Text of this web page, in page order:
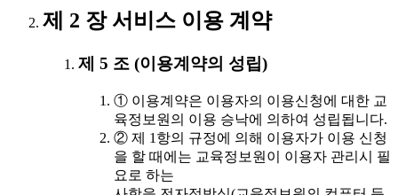
제 2 장 서비스 이용 계약
제 5 조 (이용계약의 성립)
① 이용계약은 이용자의 이용신청에 대한 교
육정보원의 이용 승낙에 의하여 성립됩니다.
② 제 1항의 규정에 의해 이용자가 이용 신청
을 할 때에는 교육정보원이 이용자 관리시 필
요로 하는